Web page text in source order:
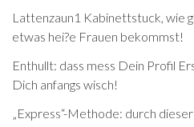
Lattenzaun1 Kabinettstuck, wie
etwas hei?e Frauen bekommst!
Enthullt: dass mess Dein Profil
Dich anfangs wisch!
„Express“-Methode: durch